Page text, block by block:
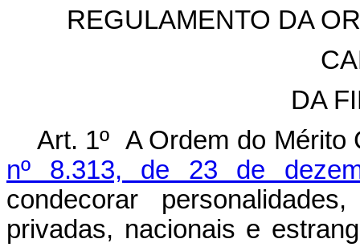
REGULAMENTO DA
DA
Art. 1º A Ordem do
nº 8.313, de 23 de
condecorar
privadas, nacionais e